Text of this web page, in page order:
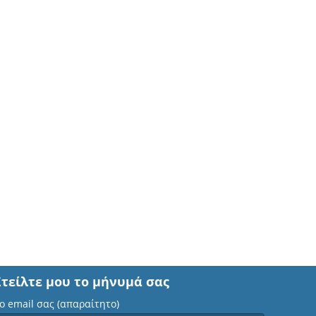
μου το μήνυμά σας
email σας (απαραίτητο)